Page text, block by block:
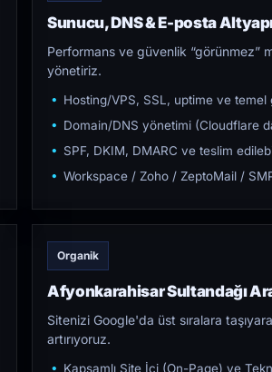
Sunucu, DNS & E-posta
Performans ve güvenlik “görünmez”
yönetiriz.
Hosting/VPS, SSL, uptime ve temel
Domain/DNS yönetimi (Cloudflare
SPF, DKIM, DMARC ve teslim
Workspace / Zoho / ZeptoMail /
Organik
Afyonkarahisar Sultandağı
Sitenizi Google'da üst sıralara
artırıyoruz.
Kapsamlı Site İçi (On-Page) ve